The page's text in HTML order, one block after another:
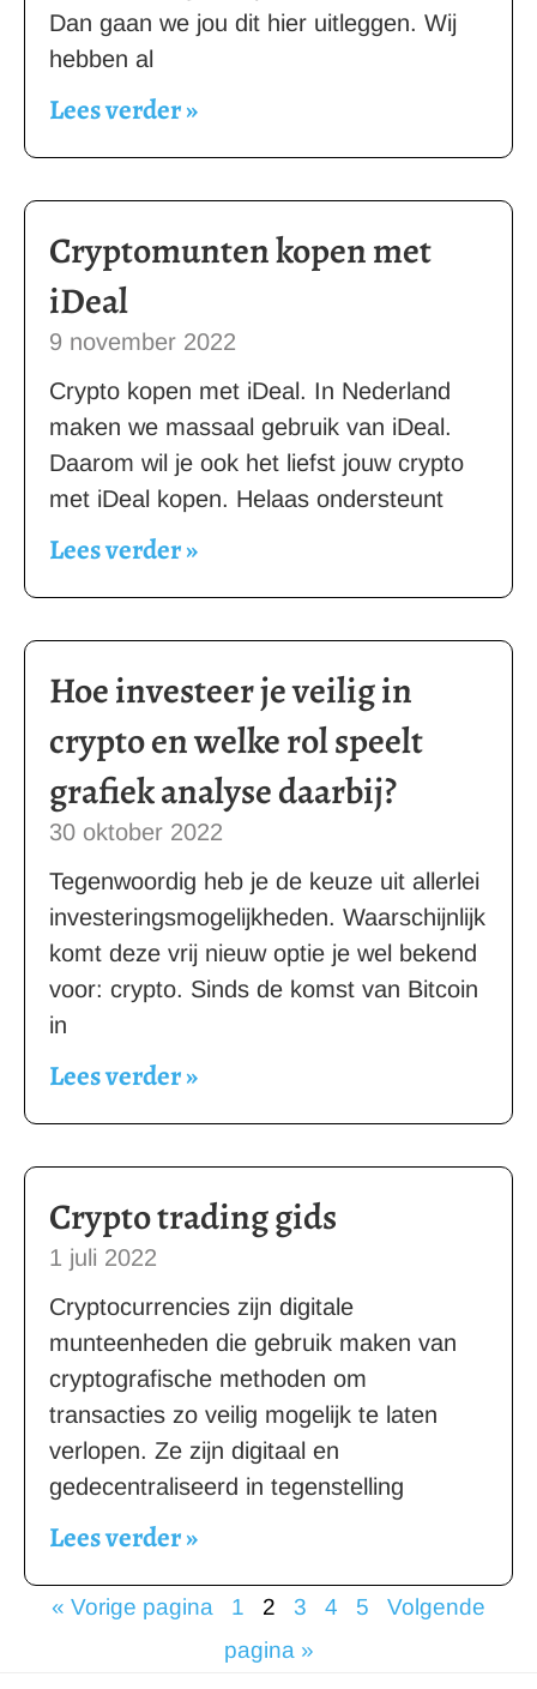
Dan gaan we jou dit hier uitleggen. Wij
hebben al
Lees verder »
Cryptomunten kopen met
iDeal
9 november 2022
Crypto kopen met iDeal. In Nederland
maken we massaal gebruik van iDeal.
Daarom wil je ook het liefst jouw crypto
met iDeal kopen. Helaas ondersteunt
Lees verder »
Hoe investeer je veilig in
crypto en welke rol speelt
grafiek analyse daarbij?
30 oktober 2022
Tegenwoordig heb je de keuze uit allerlei
investeringsmogelijkheden. Waarschijnlijk
komt deze vrij nieuw optie je wel bekend
voor: crypto. Sinds de komst van Bitcoin
in
Lees verder »
Crypto trading gids
1 juli 2022
Cryptocurrencies zijn digitale
munteenheden die gebruik maken van
cryptografische methoden om
transacties zo veilig mogelijk te laten
verlopen. Ze zijn digitaal en
gedecentraliseerd in tegenstelling
Lees verder »
« Vorige pagina 1 2 3 4 5
Volgende
pagina »